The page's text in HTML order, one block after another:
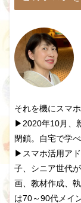
それを機にスマ
▶2020年10月、
閉鎖。自宅で学
▶スマホ活用ア
子、シニア世代
画、教材作成、
は70～90代メイ